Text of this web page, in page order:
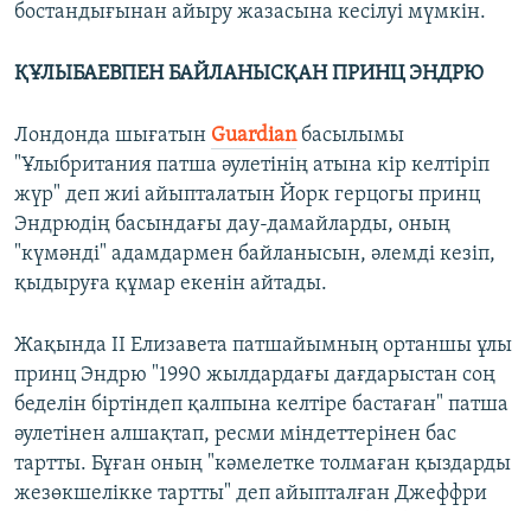
бостандығынан айыру жазасына кесілуі мүмкін.
ҚҰЛЫБАЕВПЕН БАЙЛАНЫСҚАН ПРИНЦ ЭНДРЮ
Лондонда шығатын Guardianбасылымы
"Ұлыбритания патша әулетінің атына кір келтіріп
жүр" деп жиі айыпталатын Йорк герцогы принц
Эндрюдің басындағы дау-дамайларды, оның
"күмәнді" адамдармен байланысын, әлемді кезіп,
қыдыруға құмар екенін айтады.
Жақында ІІ Елизавета патшайымның ортаншы ұлы
принц Эндрю "1990 жылдардағы дағдарыстан соң
беделін біртіндеп қалпына келтіре бастаған" патша
әулетінен алшақтап, ресми міндеттерінен бас
тартты. Бұған оның "кәмелетке толмаған қыздарды
жезөкшелікке тартты" деп айыпталған Джеффри